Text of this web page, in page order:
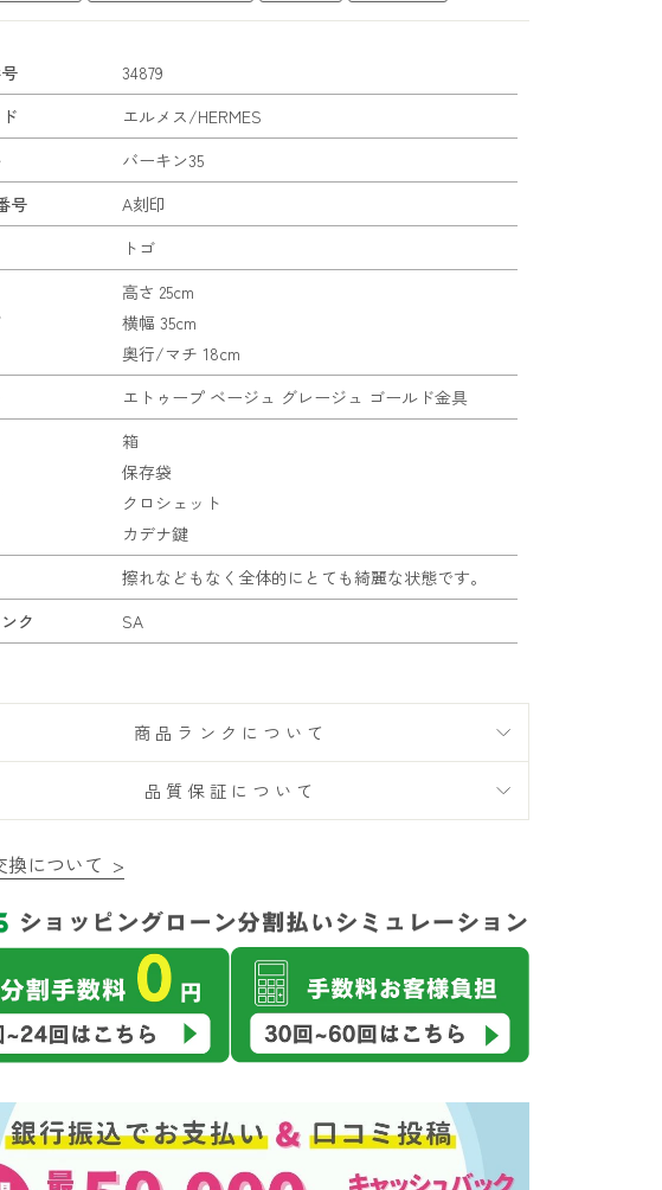
34879
エルメス/HERMES
バーキン35
号
A刻印
トゴ
高さ 25cm
横幅 35cm
奥行/マチ 18cm
エトゥープ ベージュ グレージュ ゴールド金具
箱
保存袋
クロシェット
カデナ鍵
擦れなどもなく全体的にとても綺麗な状態です。
ク
SA
商品ランクについて
品質保証について
換について >